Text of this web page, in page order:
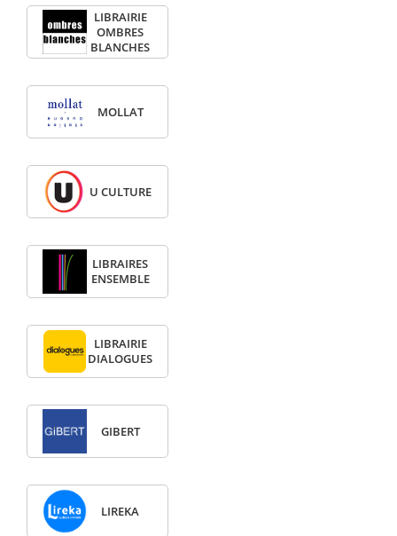
LIBRAIRIE
OMBRES
BLANCHES
MOLLAT
U CULTURE
LIBRAIRES
ENSEMBLE
LIBRAIRIE
DIALOGUES
GIBERT
LIREKA